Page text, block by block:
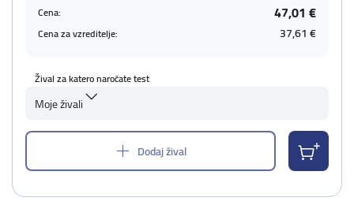
Cena: 47,01 €
Cena za vzreditelje: 37,61 €
Žival za katero naročate test
Moje živali
Dodaj žival